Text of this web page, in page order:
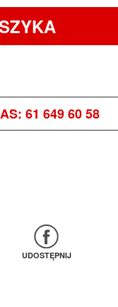
61 649 60 58
UDOSTĘPNIJ